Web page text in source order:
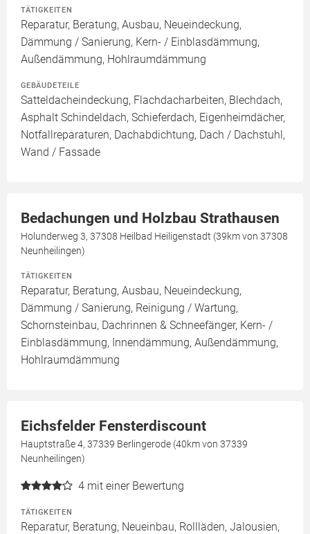
TÄTIGKEITEN
Reparatur, Beratung, Ausbau, Neueindeckung,
Dämmung / Sanierung, Kern- / Einblasdämmung,
Außendämmung, Hohlraumdämmung
GEBÄUDETEILE
Satteldacheindeckung, Flachdacharbeiten, Blechdach,
Asphalt Schindeldach, Schieferdach, Eigenheimdächer,
Notfallreparaturen, Dachabdichtung, Dach / Dachstuhl,
Wand / Fassade
Bedachungen und Holzbau Strathausen
Holunderweg 3, 37308 Heilbad Heiligenstadt (39km von 37308
Neunheilingen)
TÄTIGKEITEN
Reparatur, Beratung, Ausbau, Neueindeckung,
Dämmung / Sanierung, Reinigung / Wartung,
Schornsteinbau, Dachrinnen & Schneefänger, Kern- /
Einblasdämmung, Innendämmung, Außendämmung,
Hohlraumdämmung
Eichsfelder Fensterdiscount
Hauptstraße 4, 37339 Berlingerode (40km von 37339
Neunheilingen)
4 mit einer Bewertung
TÄTIGKEITEN
Reparatur, Beratung, Neueinbau, Rollläden, Jalousien,